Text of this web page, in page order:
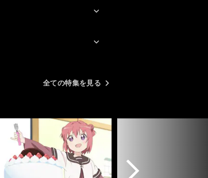
サブキャラクターも個性
最後に。
全ての特集を見る